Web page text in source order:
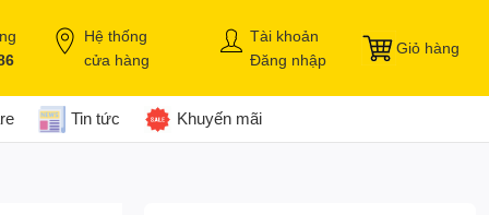
Hệ thống
cửa hàng
Tài khoản
Đăng nhập
Giỏ hàng
Tin tức Khuyến mãi